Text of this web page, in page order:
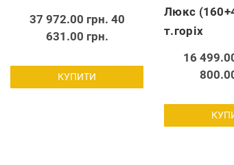
37 972.00 грн. 40
631.00 грн.
КУПИТИ
Люкс
т.горіх
16